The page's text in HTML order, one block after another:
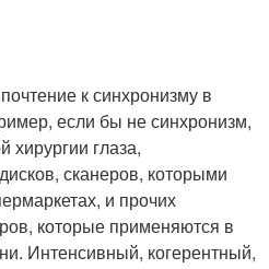
к синхронизму в
если бы не синхронизм,
хирургии глаза,
сканеров, которыми
и прочих
которые применяются в
Интенсивный, когерентный,